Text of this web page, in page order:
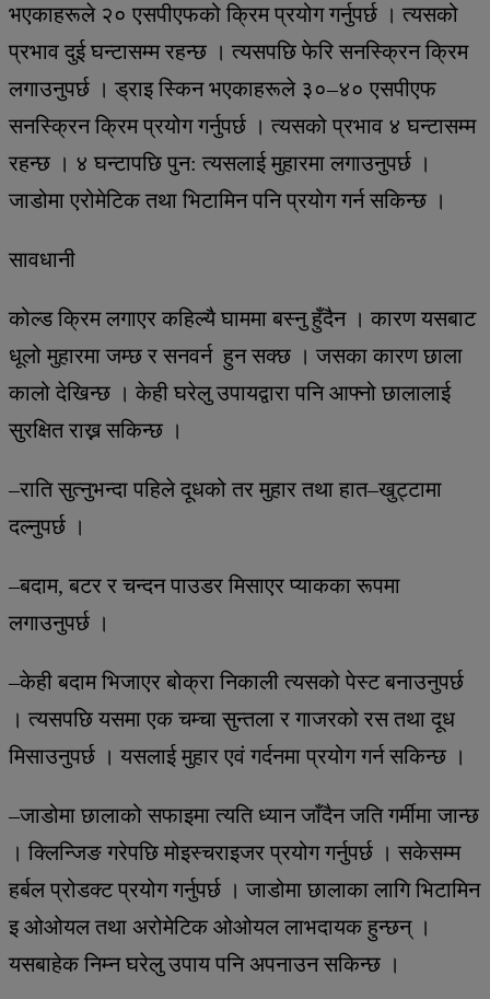
भएकाहरूले २० एसपीएफको क्रिम प्रयोग गर्नुपर्छ । त्यसको
प्रभाव दुई घन्टासम्म रहन्छ । त्यसपछि फेरि सनस्क्रिन क्रिम
लगाउनुपर्छ । ड्राइ स्किन भएकाहरूले ३०–४० एसपीएफ
सनस्क्रिन क्रिम प्रयोग गर्नुपर्छ । त्यसको प्रभाव ४ घन्टासम्म
रहन्छ । ४ घन्टापछि पुन: त्यसलाई मुहारमा लगाउनुपर्छ ।
जाडोमा एरोमेटिक तथा भिटामिन पनि प्रयोग गर्न सकिन्छ ।
सावधानी
कोल्ड क्रिम लगाएर कहिल्यै घाममा बस्नु हुँदैन । कारण यसबाट
धूलो मुहारमा जम्छ र सनवर्न हुन सक्छ । जसका कारण छाला
कालो देखिन्छ । केही घरेलु उपायद्वारा पनि आफ्नो छालालाई
सुरक्षित राख्न सकिन्छ ।
–राति सुत्नुभन्दा पहिले दूधको तर मुहार तथा हात–खुट्टामा
दल्नुपर्छ ।
–बदाम, बटर र चन्दन पाउडर मिसाएर प्याकका रूपमा
लगाउनुपर्छ ।
–केही बदाम भिजाएर बोक्रा निकाली त्यसको पेस्ट बनाउनुपर्छ
। त्यसपछि यसमा एक चम्चा सुन्तला र गाजरको रस तथा दूध
मिसाउनुपर्छ । यसलाई मुहार एवं गर्दनमा प्रयोग गर्न सकिन्छ ।
–जाडोमा छालाको सफाइमा त्यति ध्यान जाँदैन जति गर्मीमा जान्छ
। क्लिन्जिङ गरेपछि मोइस्चराइजर प्रयोग गर्नुपर्छ । सकेसम्म
हर्बल प्रोडक्ट प्रयोग गर्नुपर्छ । जाडोमा छालाका लागि भिटामिन
इ ओओयल तथा अरोमेटिक ओओयल लाभदायक हुन्छन् ।
यसबाहेक निम्न घरेलु उपाय पनि अपनाउन सकिन्छ ।